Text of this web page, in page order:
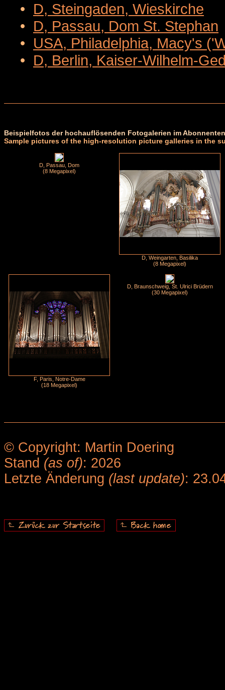
• D, Steingaden, Wieskirche
• D, Passau, Dom St. Stephan
• USA, Philadelphia, Macy's
• D, Berlin, Kaiser-Wilhelm-
Beispielfotos der hochauflösenden Fotogalerien im
Sample pictures of the high-resolution picture galleries in the
D, Passau, Dom
(8 Megapixel)
D, Weingarten, Basilika
(8 Megapixel)
F, Paris, Notre-Dame
(18 Megapixel)
D, Braunschweig, St. Ulrici Brüdern
(30 Megapixel)
© Copyright: Martin Doering
Stand (as of): 2026
Letzte Änderung (last update):